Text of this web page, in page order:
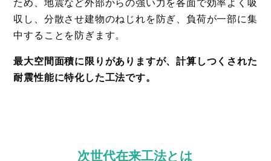
ため、地震など外部からの強い力を各面で効率よく吸
収し、分散させ建物のねじれを防ぎ、負荷が一部に集
中することを防ぎます。
最大空間面積に限りがありますが、計算しつくされた
耐震性能に特化した工法です。
次世代在来工法とは